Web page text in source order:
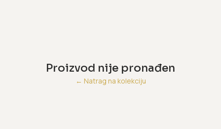
Proizvod nije pronađen
← Natrag na kolekciju